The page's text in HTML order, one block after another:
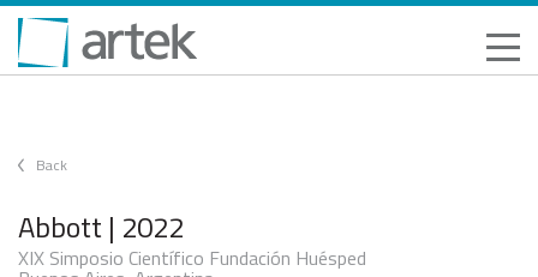
Back
Abbott | 2022
XIX Simposio Científico Fundación Huésped